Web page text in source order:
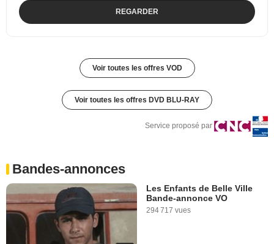
REGARDER
Voir toutes les offres VOD
Voir toutes les offres DVD BLU-RAY
Service proposé par
Bandes-annonces
Les Enfants de Belle Ville
Bande-annonce VO
294 717 vues